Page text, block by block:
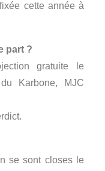
cette année à
part ?
gratuite le
Karbone, MJC
se sont closes le